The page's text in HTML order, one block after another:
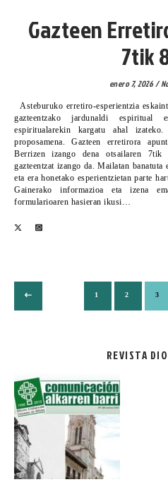
Gazteen
7tik
enero 7, 2026/
Asteburuko erretiro-esperientzia eskaintzen dizugu, 16 eta 30 urte bitarteko
gazteentzako jardunaldi espiritual
espiritualarekin kargatu ahal
proposamena. Gazteen erretirora
Berrizen izango dena otsailaren
gazteentzat izango da. Mailatan
eta era honetako esperientzietan parte
Gainerako informazioa eta izena
formularioaren hasieran ikusi…
1 2 3
REVISTA